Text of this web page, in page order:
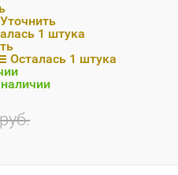
Уточнить
1 штука
Осталась 1 штука